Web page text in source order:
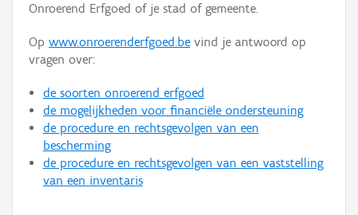
Aanmelden
Onroerend Erfgoed of je stad of gemeente.
Op www.onroerenderfgoed.be vind je antwoord op
vragen over:
de soorten onroerend erfgoed
de mogelijkheden voor financiële ondersteuning
de procedure en rechtsgevolgen van een
bescherming
de procedure en rechtsgevolgen van een vaststelling
van een inventaris